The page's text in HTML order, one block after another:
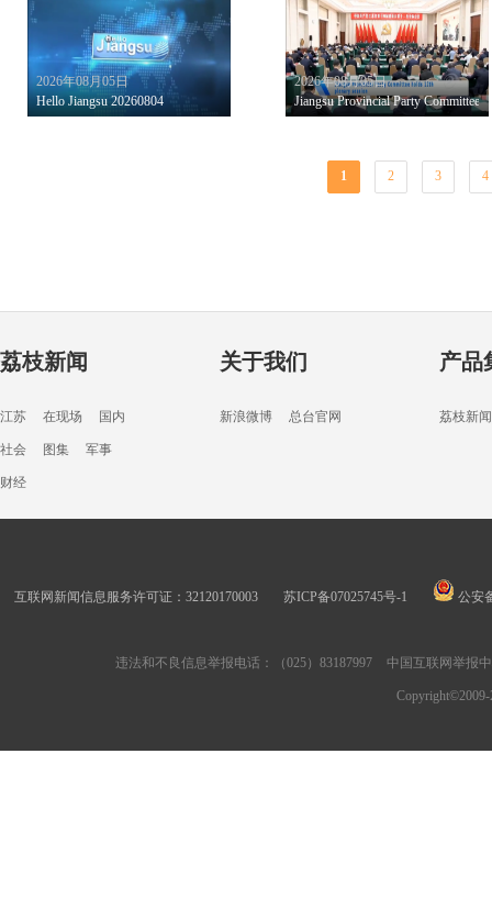
2026年08月05日
Hello Jiangsu 20260804
2026年08月05日
Jiangsu Provincial Party Committee
1 2 3 4
荔枝新闻
江苏 在现场 国内
社会 图集 军事
财经
关于我们
新浪微博 总台官网
产品
荔枝新闻
互联网新闻信息服务许可证：32120170003 苏ICP备07025745号-1 公安
违法和不良信息举报电话：（025）83187997 中国互联网举报